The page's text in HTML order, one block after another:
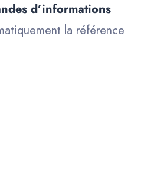
d’informations
la référence